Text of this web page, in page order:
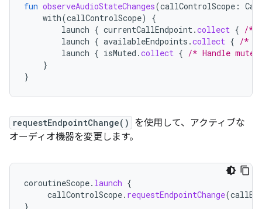
fun observeAudioStateChanges(callControlScope :
with(callControlScope)
{
launch { currentCallEndpoint.collect { /*
launch { availableEndpoints .collect { /*
launch { isMuted .collect { /* Handle
}
}
requestEndpointChange()
を使用して、アクティブな
オーディオ機器を変更します。
coroutineScope. launch {
callControlScope. requestEndpointChange(
}